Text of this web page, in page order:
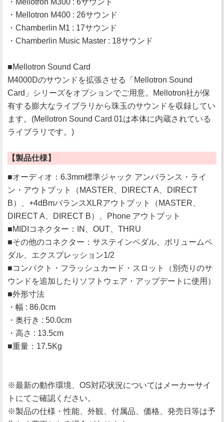
・Mellotron M300 : 6サウンド
・Mellotron M400 : 26サウンド
・Chamberlin M1 : 17サウンド
・Chamberlin Music Master : 18サウンド
■Mellotron Sound Card
M4000Dのサウンドを拡張させる「Mellotron Sound
Card」シリーズをオプションでご用意。Mellotron社が保
有する膨大なライブラリから珠玉のサウンドを収録してい
ます。(Mellotron Sound Card 01は本体に内蔵されている
ライブラリです。)
【製品仕様】
■オーディオ：6.3mm標準ジャック アンバランス・ライ
ン・アウトプット（MASTER、DIRECT A、DIRECT
B）、+4dBmバランスXLRアウトプット（MASTER、
DIRECT A、DIRECT B）、Phone アウトプット
■MIDIコネクター：IN、OUT、THRU
■その他のコネクター：サステインペダル、ボリュームペ
ダル、エクスプレッション1/2
■コンパクト・フラッシュカード・スロット（別売りのサ
ウンドを追加したりソフトウェア・アップデートに使用）
■外形寸法
・幅 : 86.0cm
・奥行き : 50.0cm
・高さ : 13.5cm
■重量：17.5Kg
※最新の動作環境、OS対応状況についてはメーカーサイ
トにてご確認ください。
※製品の仕様・性能、外観、付属品、価格、発売日等は予